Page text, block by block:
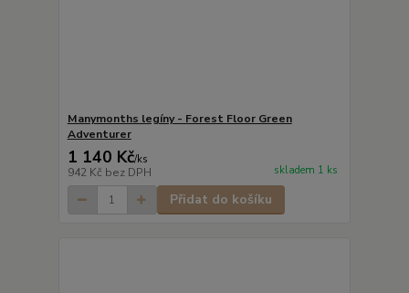
Manymonths legíny - Forest Floor Green
Adventurer
1 140 Kč/ks
942 Kč bez DPH skladem 1 ks
Přidat do košíku